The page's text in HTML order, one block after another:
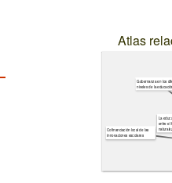
Atlas
Gobernanza en los
niveles de la
La
entre el
Cofinanciación local de las
innovaciones escolares